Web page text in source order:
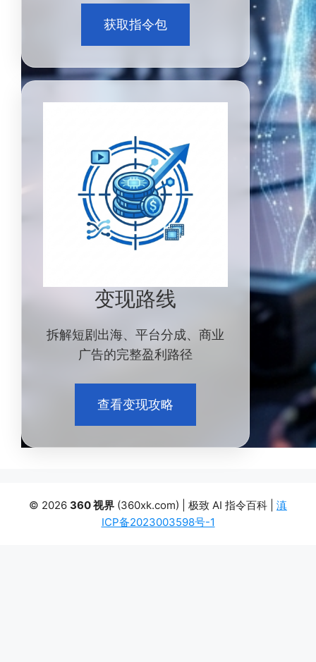
获取指令包
变现路线
拆解短剧出海、平台分成、商业
广告的完整盈利路径
查看变现攻略
© 2026 360 视界 (360xk.com) | 极致 AI 指令百科 | 滇
ICP备2023003598号-1